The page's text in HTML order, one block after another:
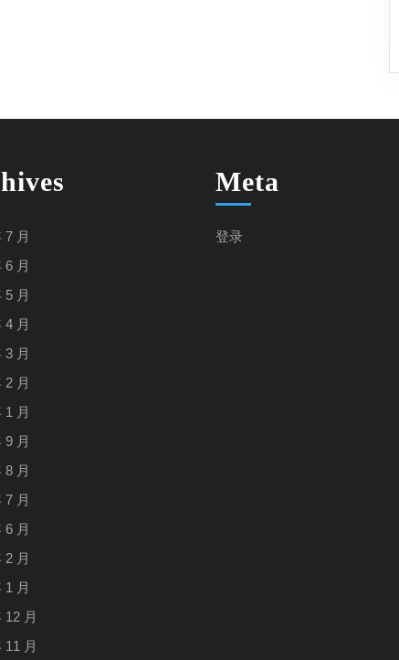
州
点
7 月
6 月
5 月
4 月
3 月
2 月
1 月
9 月
8 月
7 月
6 月
2 月
1 月
12 月
11 月
Meta
登录